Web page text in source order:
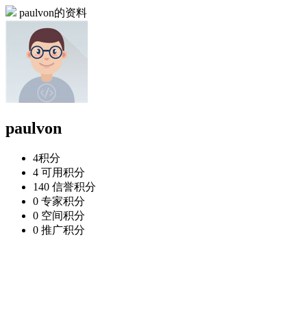
paulvon的资料
paulvon
4积分
4 可用积分
140 信誉积分
0 专家积分
0 空间积分
0 推广积分